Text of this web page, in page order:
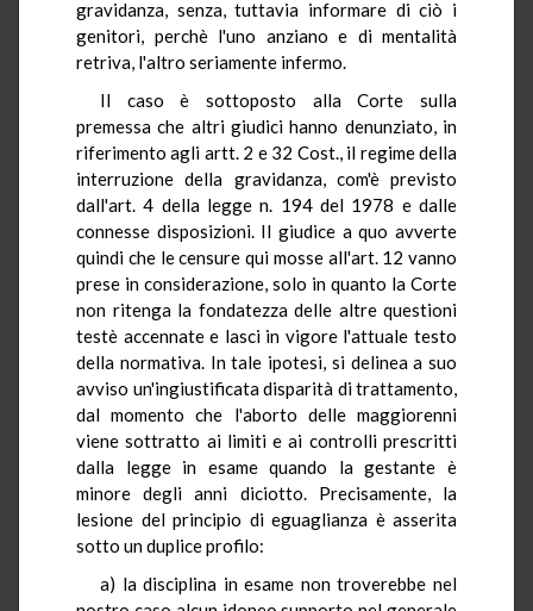
gravidanza, senza, tuttavia informare di ciò i
genitori, perchè l'uno anziano e di mentalità
retriva, l'altro seriamente infermo.
Il caso è sottoposto alla Corte sulla
premessa che altri giudici hanno denunziato, in
riferimento agli artt. 2 e 32 Cost., il regime della
interruzione della gravidanza, com'è previsto
dall'art. 4 della legge n. 194 del 1978 e dalle
connesse disposizioni. Il giudice a quo avverte
quindi che le censure qui mosse all'art. 12 vanno
prese in considerazione, solo in quanto la Corte
non ritenga la fondatezza delle altre questioni
testè accennate e lasci in vigore l'attuale testo
della normativa. In tale ipotesi, si delinea a suo
avviso un'ingiustificata disparità di trattamento,
dal momento che l'aborto delle maggiorenni
viene sottratto ai limiti e ai controlli prescritti
dalla legge in esame quando la gestante è
minore degli anni diciotto. Precisamente, la
lesione del principio di eguaglianza è asserita
sotto un duplice profilo:
a) la disciplina in esame non troverebbe nel